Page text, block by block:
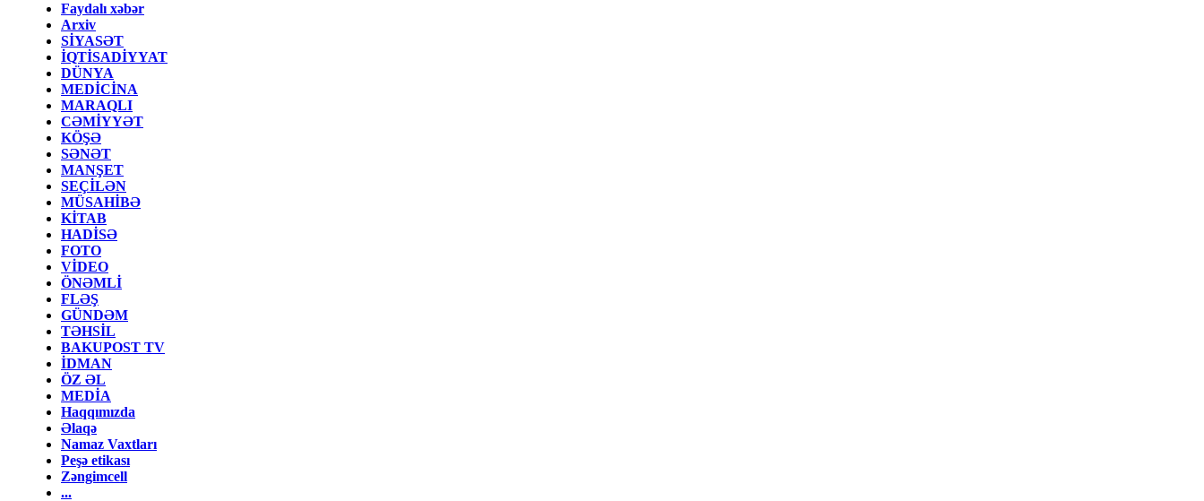
Faydalı xəbər
Arxiv
SİYASƏT
İQTİSADİYYAT
DÜNYA
MEDİCİNA
MARAQLI
CƏMİYYƏT
KÖŞƏ
SƏNƏT
MANŞET
SEÇİLƏN
MÜSAHİBƏ
KİTAB
HADİSƏ
FOTO
VİDEO
ÖNƏMLİ
FLƏŞ
GÜNDƏM
TƏHSİL
BAKUPOST TV
İDMAN
ÖZ ƏL
MEDİA
Haqqımızda
Əlaqə
Namaz Vaxtları
Peşə etikası
Zəngimcell
...